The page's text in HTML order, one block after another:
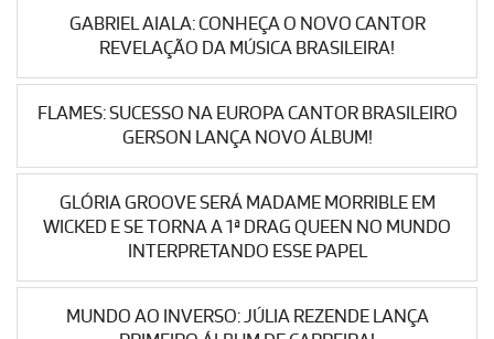
GABRIEL AIALA: CONHEÇA O NOVO CANTOR
REVELAÇÃO DA MÚSICA BRASILEIRA!
FLAMES: SUCESSO NA EUROPA CANTOR BRASILEIRO
GERSON LANÇA NOVO ÁLBUM!
GLÓRIA GROOVE SERÁ MADAME MORRIBLE EM
WICKED E SE TORNA A 1ª DRAG QUEEN NO MUNDO
INTERPRETANDO ESSE PAPEL
MUNDO AO INVERSO: JÚLIA REZENDE LANÇA